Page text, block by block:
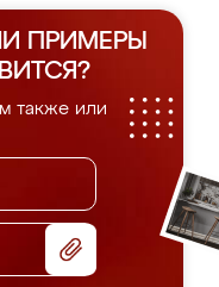
ПРИМЕРЫ
также или